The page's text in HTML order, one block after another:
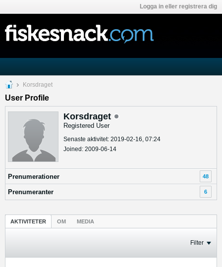
Logga in eller registrera dig
Korsdraget
User Profile
Korsdraget
Registered User
Senaste aktivitet: 2019-02-16, 07:24
Joined: 2009-06-14
Prenumerationer 48
Prenumeranter 6
AKTIVITETER OM MEDIA
Filter